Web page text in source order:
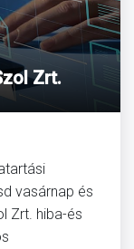
Zrt.
vasárnap és
Zrt. hiba-és